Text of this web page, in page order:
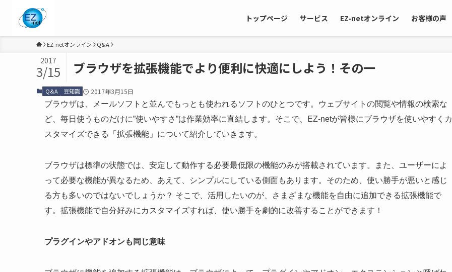
トップページ サービス EZ-netオンライン お客様の声
EZ-netオンライン Q&A
ブラウザを拡張機能でより便利に快適にしよう！その一
2017
3/15
Q&A 豆知識
2017年3月15日
ブラウザは、メールソフトと並んでもっとも使われるソフトのひとつです。ウェブサイトの閲覧や情報の検索な
ど、毎日使うものだけに”使いやすさ”は作業効率に直結します。そこで、EZ-netが皆様にブラウザを使いやすくカ
スタマイズできる「拡張機能」について紹介していきます。
ブラウザは標準の状態では、安定して動作する必要最低限の機能のみが搭載されています。また、ユーザーによ
って必要な機能が異なるため、あえて、シンプルにしている側面もあります。そのため、使い勝手が悪いと感じ
る方も多いのではないでしょうか？ そこで、活用したいのが、さまざまな機能を自由に追加できる拡張機能で
す。拡張機能で自分好みにカスタマイズすれば、使い勝手を劇的に改善することができます！
プラグインやアドオンも同じ意味